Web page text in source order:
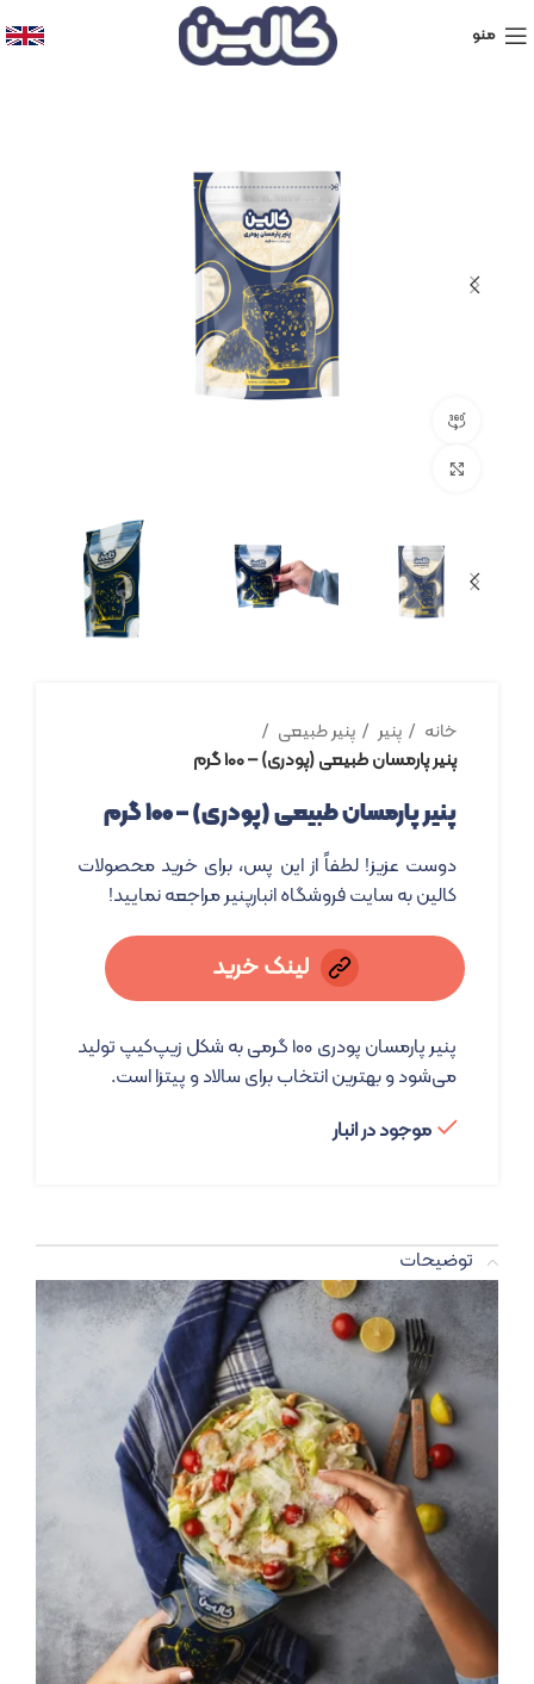
منو
خانه پنیر
پنیر طبیعی
پنیر پارمسان طبیعی (پودری) – ۱۰۰ گرم
پنیر پارمسان طبیعی (پودری) – ۱۰۰ گرم
دوست عزیز! لطفاً از این پس، برای خرید محصولات
کالین به سایت فروشگاه انبارپنیر مراجعه نمایید!
لینک خرید
پنیر پارمسان پودری ۱۰۰ گرمی به شکل زیپ‌کیپ تولید
می‌شود و بهترین انتخاب برای سالاد و پیتزا است.
موجود در انبار
توضیحات